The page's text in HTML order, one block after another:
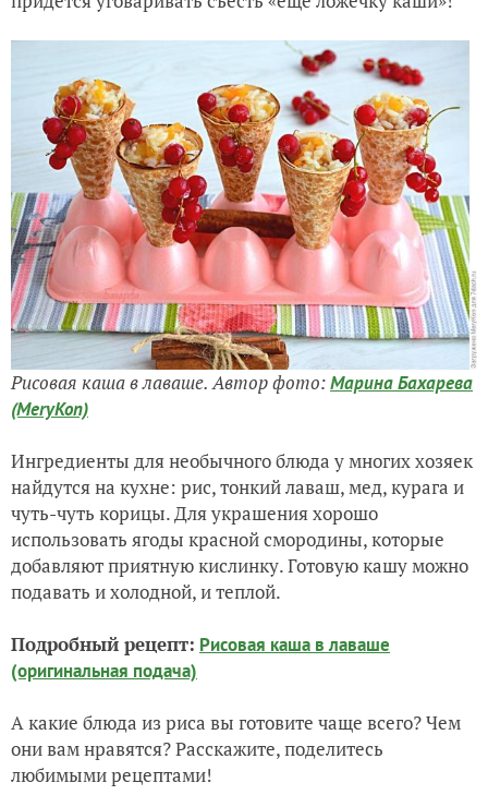
Рисовая каша в лаваше. Автор фото:Марина Бахарева
(MeryKon)
Ингредиенты для необычного блюда у многих хозяек
найдутся на кухне: рис, тонкий лаваш, мед, курага и
чуть-чуть корицы. Для украшения хорошо
использовать ягоды красной смородины, которые
добавляют приятную кислинку. Готовую кашу можно
подавать и холодной, и теплой.
Подробный рецепт: Рисовая каша в лаваше
(оригинальная подача)
А какие блюда из риса вы готовите чаще всего? Чем
они вам нравятся? Расскажите, поделитесь
любимыми рецептами!